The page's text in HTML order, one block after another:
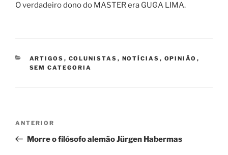
O verdadeiro dono do MASTER era GUGA LIMA.
CATEGORIAS
ARTIGOS , COLUNISTAS , NOTÍCIAS , OPINIÃO ,
SEM CATEGORIA
Post
Post
anterior
ANTERIOR
Morre o filósofo alemão Jürgen Habermas